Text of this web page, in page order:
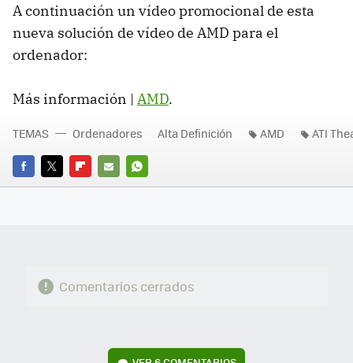
A continuación un vídeo promocional de esta
nueva solución de vídeo de AMD para el
ordenador:
Más información | AMD.
FACEBOOK
TWITTERFLIPBOARD
E-
WHATSAPP
TEMAS Ordenadores Alta Definición AMD ATI
Comentarios cerrados